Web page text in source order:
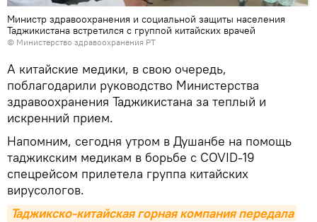
Министр здравоохранения и социальной защиты населения
Таджикистана встретился с группой китайских врачей
© Министерство здравоохранения РТ
А китайские медики, в свою очередь,
поблагодарили руководство Министерства
здравоохранения Таджикистана за теплый и
искренний прием.
Напомним, сегодня утром в Душанбе на помощь
таджикским медикам в борьбе с COVID-19
спецрейсом прилетела группа китайских
вирусологов.
Таджикско-китайская горная компания передала